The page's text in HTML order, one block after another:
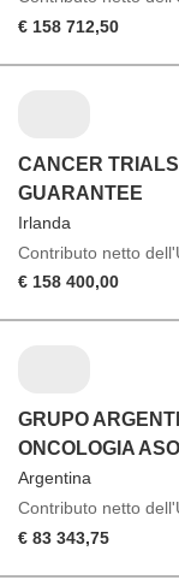
€ 158 712,50
CANCER
GUARANTEE
Irlanda
Contributo netto
€ 158 400,00
GRUPO
ONCOLOGIA
Argentina
Contributo netto
€ 83 343,75